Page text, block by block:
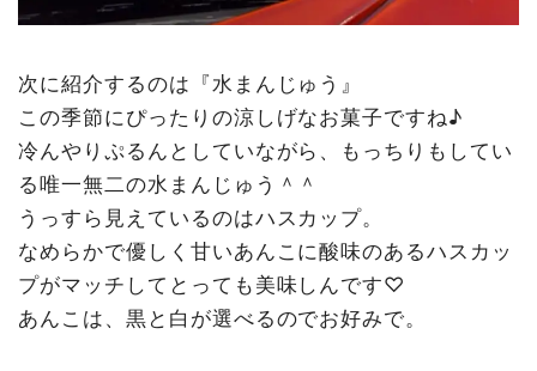
次に紹介するのは『水まんじゅう』
この季節にぴったりの涼しげなお菓子ですね♪
冷んやりぷるんとしていながら、もっちりもしてい
る唯一無二の水まんじゅう＾＾
うっすら見えているのはハスカップ。
なめらかで優しく甘いあんこに酸味のあるハスカッ
プがマッチしてとっても美味しんです♡
あんこは、黒と白が選べるのでお好みで。